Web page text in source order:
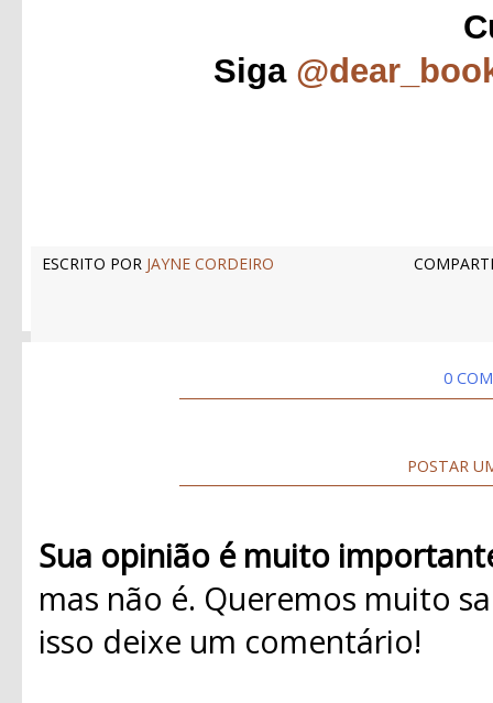
Siga
ESCRITO POR JAYNE CORDEIRO
0
POSTAR
Sua opinião é muito
mas não é. Queremos muito
isso deixe um comentário!